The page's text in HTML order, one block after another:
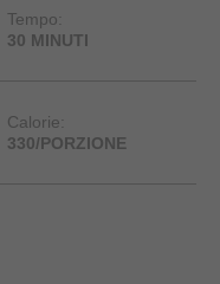
Tempo:
30 MINUTI
Calorie:
330/PORZIONE